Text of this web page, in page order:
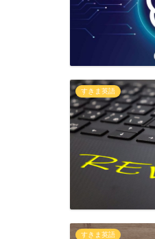
すきま英語
すきま英語